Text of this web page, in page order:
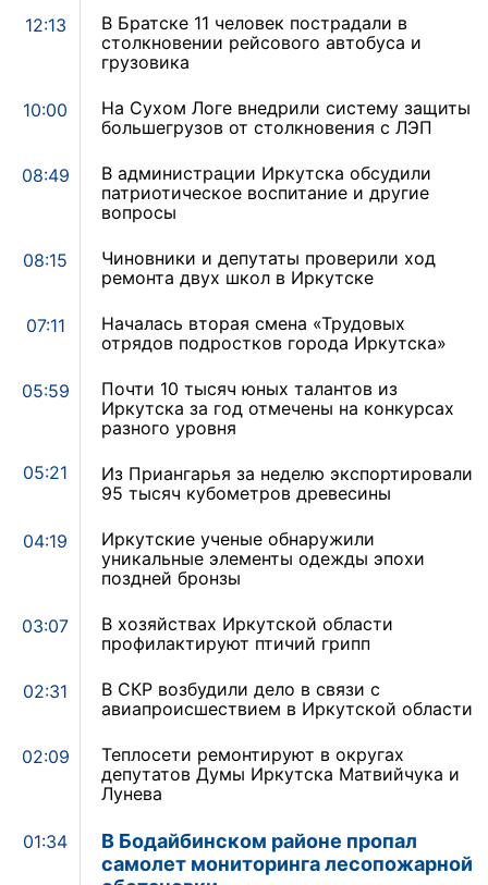
12:13
В Братске 11 человек пострадали в
столкновении рейсового автобуса и
грузовика
10:00
На Сухом Логе внедрили систему защиты
большегрузов от столкновения с ЛЭП
08:49
В администрации Иркутска обсудили
патриотическое воспитание и другие
вопросы
08:15
Чиновники и депутаты проверили ход
ремонта двух школ в Иркутске
07:11
Началась вторая смена «Трудовых
отрядов подростков города Иркутска»
05:59
Почти 10 тысяч юных талантов из
Иркутска за год отмечены на конкурсах
разного уровня
05:21
Из Приангарья за неделю экспортировали
95 тысяч кубометров древесины
04:19
Иркутские ученые обнаружили
уникальные элементы одежды эпохи
поздней бронзы
03:07
В хозяйствах Иркутской области
профилактируют птичий грипп
02:31
В СКР возбудили дело в связи с
авиапроисшествием в Иркутской области
02:09
Теплосети ремонтируют в округах
депутатов Думы Иркутска Матвийчука и
Лунева
01:34
В Бодайбинском районе пропал
самолет мониторинга лесопожарной